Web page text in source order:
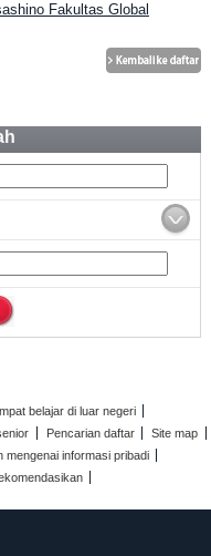
Fakultas Global
belajar di luar negeri
Pencarian daftar
Site map
mengenai informasi pribadi